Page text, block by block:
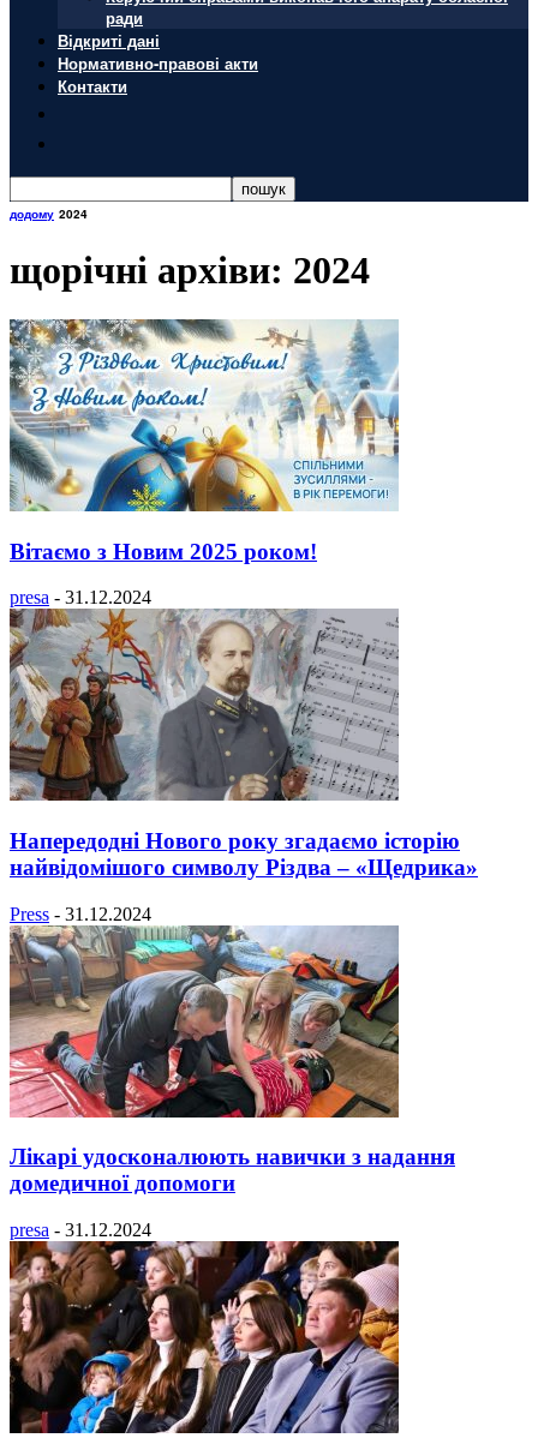
ради
Відкриті дані
Нормативно-правові акти
Контакти
додому 2024
щорічні архіви: 2024
Вітаємо з Новим 2025 роком!
presa - 31.12.2024
Напередодні Нового року згадаємо історію
найвідомішого символу Різдва – «Щедрика»
Press - 31.12.2024
Лікарі удосконалюють навички з надання
домедичної допомоги
presa - 31.12.2024